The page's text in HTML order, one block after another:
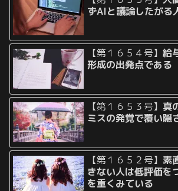
ずAIと議論したがる
【第１６５４号】給
形成の出発点である
【第１６５３号】 真
ミスの発覚で覆い隠
【第１６５２号】素
きない人は低評価を
を重くみている